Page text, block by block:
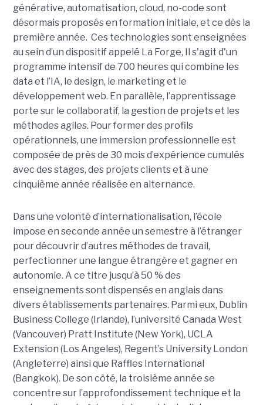
générative, automatisation, cloud, no-code sont
désormais proposés en formation initiale, et ce dès la
première année. Ces technologies sont enseignées
au sein d’un dispositif appelé La Forge, Il s'agit d'un
programme intensif de 700 heures qui combine les
data et l’IA, le design, le marketing et le
développement web. En parallèle, l’apprentissage
porte sur le collaboratif, la gestion de projets et les
méthodes agiles. Pour former des profils
opérationnels, une immersion professionnelle est
composée de près de 30 mois d’expérience cumulés
avec des stages, des projets clients et à une
cinquième année réalisée en alternance.
Dans une volonté d’internationalisation, l’école
impose en seconde année un semestre à l’étranger
pour découvrir d’autres méthodes de travail,
perfectionner une langue étrangère et gagner en
autonomie. A ce titre jusqu’à 50 % des
enseignements sont dispensés en anglais dans
divers établissements partenaires. Parmi eux, Dublin
Business College (Irlande), l’université Canada West
(Vancouver) Pratt Institute (New York), UCLA
Extension (Los Angeles), Regent’s University London
(Angleterre) ainsi que Raffles International
(Bangkok). De son côté, la troisième année se
concentre sur l’approfondissement technique et la